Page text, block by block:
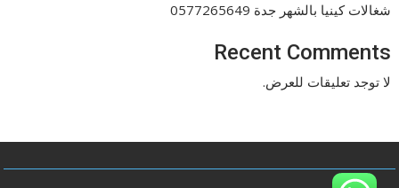
شغالات كينيا بالشهر جدة 0577265649
Recent Comments
لا توجد تعليقات للعرض.